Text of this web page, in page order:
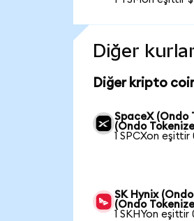
Diğer
Diğer kripto
SpaceX (Ondo
(Ondo
1 SPCXon
SK Hynix
(Ondo
1 SKHYon